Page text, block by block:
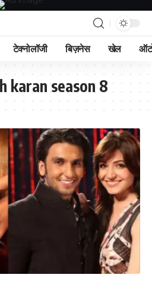
टेक्नोलॉजी बिज़नेस खेल
karan season 8